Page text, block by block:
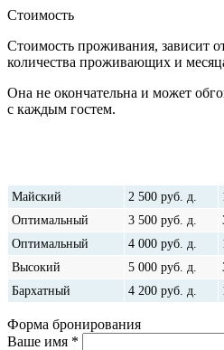
Стоимость
Стоимость проживания, зависит
количества проживающих и
Она не окончательна и может
с каждым гостем.
Майский 2 500 руб. д.
Оптимальный
3 500 руб. д.
Оптимальный
4 000 руб. д.
Высокий
5 000 руб. д.
Бархатный
4 200 руб. д.
Форма бронирования
Ваше имя *